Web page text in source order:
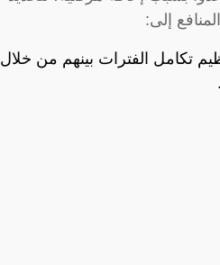
إلى:
تكامل الفترات بينهم من خلال